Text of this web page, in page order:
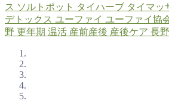
ス ソルトポット タイハーブ タイマッ
デトックス ユーファイ ユーファイ協
野 更年期 温活 産前産後 産後ケア 長